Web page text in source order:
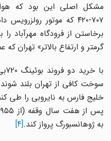
مشکل اصلی این بود که
۷۰۷-۴۲۰ که موتور
برخاستن از فرودگاه مهرآباد
گرمتر و ارتفاع بالاتر» تهران
با
خلیج فارس به نایروبی را طی
به ژوهانسبورگ پرواز کند.[4]